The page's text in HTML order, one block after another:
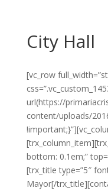
City Hall
[vc_row
url(https://
content/uploads/
bottom: 0.1em;”
[trx_title type=”5″
Mayor[/